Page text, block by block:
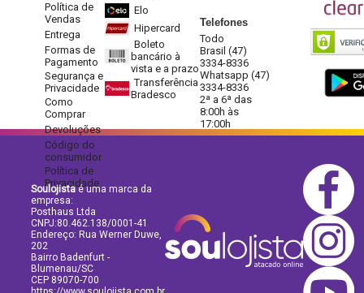
Política de
Vendas
Entrega
Formas de
Pagamento
Segurança e
Privacidade
Como
Comprar
Devoluções
Código do
consumidor
Política de
Privacidade
Elo
Hipercard
Boleto
bancário à
vista e a prazo
Transferência
Bradesco
Telefones
Todo
Brasil (47)
3334-8336
Whatsapp (47)
3334-8336
2ª a 6ª das
8:00h às
17:00h
Soulojistaé uma marca da
empresa:
Posthaus Ltda
CNPJ:80.462.138/0001-41
Endereço: Rua Werner Duwe,
202
Bairro Badenfurt -
Blumenau/SC
CEP 89070-700